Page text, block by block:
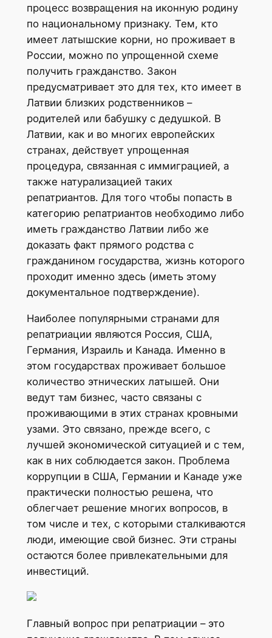
процесс возвращения на иконную родину
по национальному признаку. Тем, кто
имеет латышские корни, но проживает в
России, можно по упрощенной схеме
получить гражданство. Закон
предусматривает это для тех, кто имеет в
Латвии близких родственников –
родителей или бабушку с дедушкой. В
Латвии, как и во многих европейских
странах, действует упрощенная
процедура, связанная с иммиграцией, а
также натурализацией таких
репатриантов. Для того чтобы попасть в
категорию репатриантов необходимо либо
иметь гражданство Латвии либо же
доказать факт прямого родства с
гражданином государства, жизнь которого
проходит именно здесь (иметь этому
документальное подтверждение).
Наиболее популярными странами для
репатриации являются Россия, США,
Германия, Израиль и Канада. Именно в
этом государствах проживает большое
количество этнических латышей. Они
ведут там бизнес, часто связаны с
проживающими в этих странах кровными
узами. Это связано, прежде всего, с
лучшей экономической ситуацией и с тем,
как в них соблюдается закон. Проблема
коррупции в США, Германии и Канаде уже
практически полностью решена, что
облегчает решение многих вопросов, в
том числе и тех, с которыми сталкиваются
люди, имеющие свой бизнес. Эти страны
остаются более привлекательными для
инвестиций.
Главный вопрос при репатриации – это